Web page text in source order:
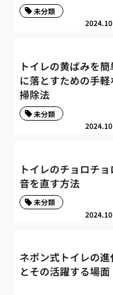
未分類
トイレの黄ばみを簡
に落とすための手軽
掃除法
未分類
トイレのチョロチョ
音を直す方法
未分類
ネポン式トイレの進
とその活躍する場面